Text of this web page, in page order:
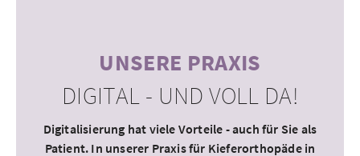
UNSERE PRAXIS
DIGITAL - UND VOLL DA!
Digitalisierung hat viele Vorteile - auch für Sie als
Patient. In unserer Praxis für Kieferorthopäde in